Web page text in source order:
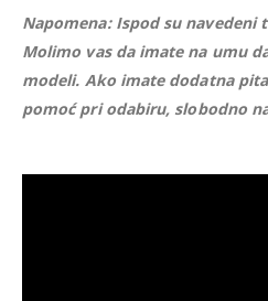
Napomena: Ispod su navedeni
Molimo vas da imate na umu
modeli. Ako imate dodatna
pomoć pri odabiru, slobodno